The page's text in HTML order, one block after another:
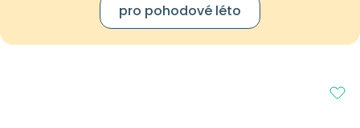
pro pohodové léto